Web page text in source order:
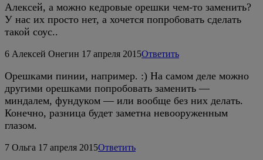
Алексей, а можно кедровые орешки чем-то заменить?
У нас их просто нет, а хочется попробовать сделать
такой соус..
6 Алексей Онегин 17 апреля 2015Ответить
Орешками пинии, например. :) На самом деле можно
другими орешками попробовать заменить —
миндалем, фундуком — или вообще без них делать.
Конечно, разница будет заметна невооруженным
глазом.
7 Ольга 17 апреля 2015Ответить